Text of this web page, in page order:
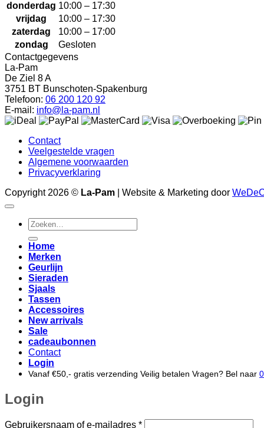
donderdag 10:00 – 17:30
vrijdag
10:00 – 17:30
zaterdag
10:00 – 17:00
zondag
Gesloten
Contactgegevens
La-Pam
De Ziel 8 A
3751 BT Bunschoten-Spakenburg
Telefoon: 06 200 120 92
E-mail: info@la-pam.nl
Contact
Veelgestelde vragen
Algemene voorwaarden
Privacyverklaring
Copyright 2026 © La-Pam | Website & Marketing door
Zoeken
naar:
Home
Merken
Geurlijn
Sieraden
Sjaals
Tassen
Accessoires
New arrivals
Sale
cadeaubonnen
Contact
Login
Vanaf €50,- gratis verzending Veilig betalen Vragen? Bel naar
Login
Gebruikersnaam of e-mailadres *Vereist